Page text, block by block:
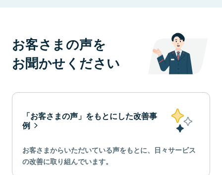
お客さまの声を
お聞かせください
「お客さまの声」をもとにした改善事
例
お客さまからいただいている声をもとに、日々サービス
の改善に取り組んでいます。